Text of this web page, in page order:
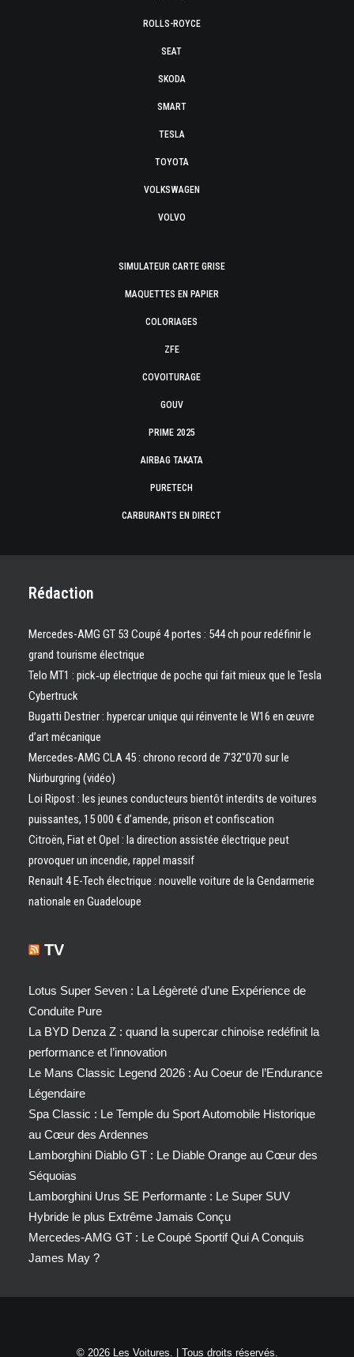
ROLLS-ROYCE
SEAT
SKODA
SMART
TESLA
TOYOTA
VOLKSWAGEN
VOLVO
SIMULATEUR CARTE GRISE
MAQUETTES EN PAPIER
COLORIAGES
ZFE
COVOITURAGE
GOUV
PRIME 2025
AIRBAG TAKATA
PURETECH
CARBURANTS EN DIRECT
Rédaction
Mercedes-AMG GT 53 Coupé 4 portes : 544 ch pour redéfinir le
grand tourisme électrique
Telo MT1 : pick‑up électrique de poche qui fait mieux que le Tesla
Cybertruck
Bugatti Destrier : hypercar unique qui réinvente le W16 en œuvre
d’art mécanique
Mercedes-AMG CLA 45 : chrono record de 7’32″070 sur le
Nürburgring (vidéo)
Loi Ripost : les jeunes conducteurs bientôt interdits de voitures
puissantes, 15 000 € d’amende, prison et confiscation
Citroën, Fiat et Opel : la direction assistée électrique peut
provoquer un incendie, rappel massif
Renault 4 E-Tech électrique : nouvelle voiture de la Gendarmerie
nationale en Guadeloupe
TV
Lotus Super Seven : La Légèreté d’une Expérience de
Conduite Pure
La BYD Denza Z : quand la supercar chinoise redéfinit la
performance et l’innovation
Le Mans Classic Legend 2026 : Au Coeur de l’Endurance
Légendaire
Spa Classic : Le Temple du Sport Automobile Historique
au Cœur des Ardennes
Lamborghini Diablo GT : Le Diable Orange au Cœur des
Séquoias
Lamborghini Urus SE Performante : Le Super SUV
Hybride le plus Extrême Jamais Conçu
Mercedes-AMG GT : Le Coupé Sportif Qui A Conquis
James May ?
© 2026 Les Voitures. | Tous droits réservés.